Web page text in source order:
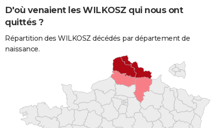
D'où venaient les WILKOSZ qui nous ont
quittés ?
Répartition des WILKOSZ décédés par département de
naissance.